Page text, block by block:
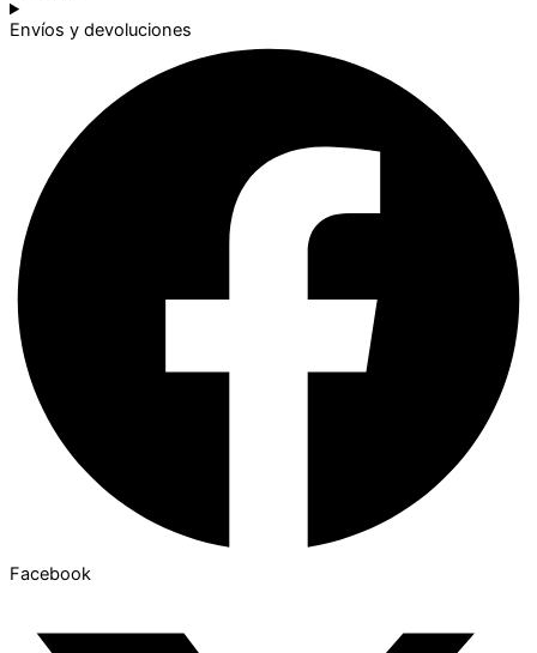
Envíos y devoluciones
Facebook